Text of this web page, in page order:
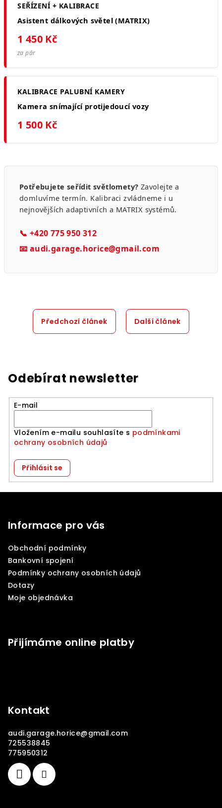
SEŘÍZENÍ + KALIBRACE
Asistent dálkových světel (MATRIX)
1 450 Kč
za pár
KALIBRACE PALUBNÍ KAMERY
Kamera snímající protijedoucí vozy
1 500 Kč
Potřebujete seřídit světlomety? Zavolejte a
domluvíme termín. Kalibraci zvládneme i u
nejnovějších adaptivních a MATRIX systémů.
📞 +420 775 950 312
📧 audi.garage.horice@gmail.com
Předchozí článek Další článek
Odebírat newsletter
E-mail
Vložením e-mailu souhlasíte s podmínkami
ochrany osobních údajů
Přihlásit se
Informace pro vás
Obchodní podmínky
Bankovní spojení
Podmínky ochrany osobních údajů
Dotazy
Moje objednávka
Přijímáme online platby
Kontakt
audi.garage.horice@gmail.com
725538845
775950312